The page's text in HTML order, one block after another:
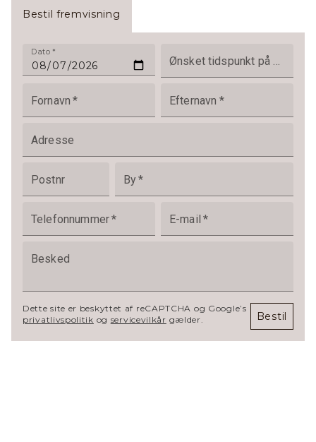
Bestil fremvisning
Dato *
Ønsket tidspunkt på dagen
Fornavn * Efternavn *
Adresse
Postnr By*
Telefonnummer* E-mail *
Besked
Dette site er beskyttet af reCAPTCHA og Google’s
privatlivspolitik og servicevilkår gælder. Bestil